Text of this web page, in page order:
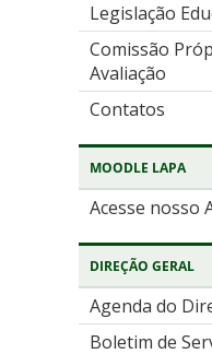
Legislação
Comissão
Avaliação
Contatos
MOODLE LAPA
Acesse nosso
DIREÇÃO GERAL
Agenda do
Boletim de